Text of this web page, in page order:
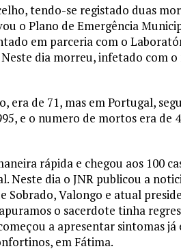
tendo-se registado duas
o Plano de Emergência
em parceria com o
Neste dia morreu, infetado com
era de 71, mas em Portugal,
e o numero de mortos era de
rápida e chegou aos 100
Neste dia o JNR publicou a
Sobrado, Valongo e atual
o sacerdote tinha
a apresentar sintomas já
em Fátima.